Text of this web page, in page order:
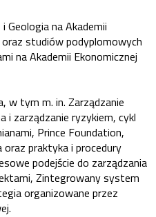
Geologia na Akademii
studiów podyplomowych
na Akademii Ekonomicznej
w tym m. in. Zarządzanie
i zarządzanie ryzykiem, cykl
Prince Foundation,
praktyka i procedury
podejście do zarządzania
Zintegrowany system
organizowane przez